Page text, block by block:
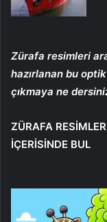
Zürafa resimleri
hazırlanan bu
çıkmaya ne
ZÜRAFA
İÇERİSİNDE BUL